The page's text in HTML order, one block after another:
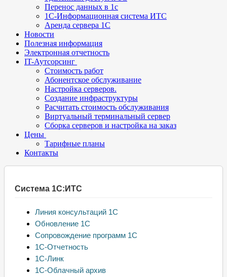
Перенос данных в 1с
1C-Информационная система ИТС
Аренда сервера 1С
Новости
Полезная информация
Электронная отчетность
IT-Аутсорсинг
Стоимость работ
Абонентское обслуживание
Настройка серверов.
Создание инфраструктуры
Расчитать стоимость обслуживания
Виртуальный терминальный сервер
Сборка серверов и настройка на заказ
Цены
Тарифные планы
Контакты
Система 1С:ИТС
Линия консультаций 1С
Обновление 1С
Сопровождение программ 1С
1С-Отчетность
1С-Линк
1С-Облачный архив